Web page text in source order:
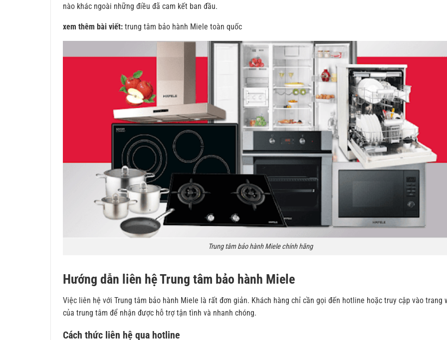
nào khác ngoài những điều đã cam kết ban đầu.
xem thêm bài viết: trung tâm bảo hành Miele toàn quốc
Trung tâm bảo hành Miele chính hãng
Hướng dẫn liên hệ Trung tâm bảo hành Miele
Việc liên hệ với Trung tâm bảo hành Miele là rất đơn giản. Khách hàng chỉ cần gọi đến hotline hoặc truy cập vào trang
của trung tâm để nhận được hỗ trợ tận tình và nhanh chóng.
Cách thức liên hệ qua hotline